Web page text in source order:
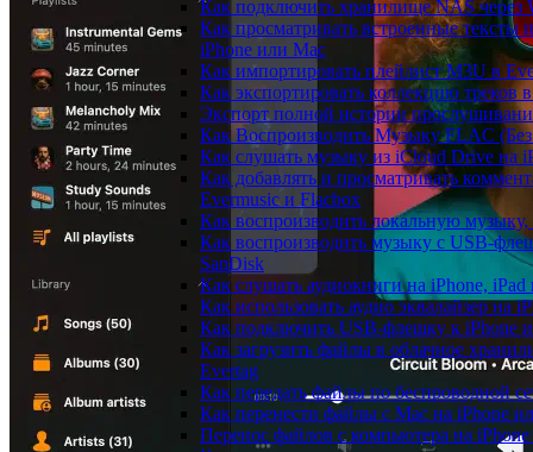
Как подключить хранилище NAS через
Как просматривать встроенные
iPhone или Mac
Как импортировать плейлист M3U в
Как экспортировать коллекцию
Экспорт полной истории
Как Воспроизводить Музыку FLAC
Как слушать музыку из iCloud Drive на
Как добавлять и просматривать
Evermusic и Flacbox
Как воспроизводить локальную
Как воспроизводить музыку с USB-
SanDisk
Как слушать аудиокниги на iPhone,
Как использовать аудио эквалайзер на
Как подключить USB-флешку к iPhone
Как загрузить файлы в облачное
Evertag
Как передать файлы по беспроводной
Как перенести файлы с Mac на iPhone
Перенос файлов с компьютера на